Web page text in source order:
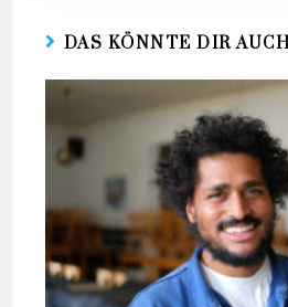
DAS KÖNNTE DIR